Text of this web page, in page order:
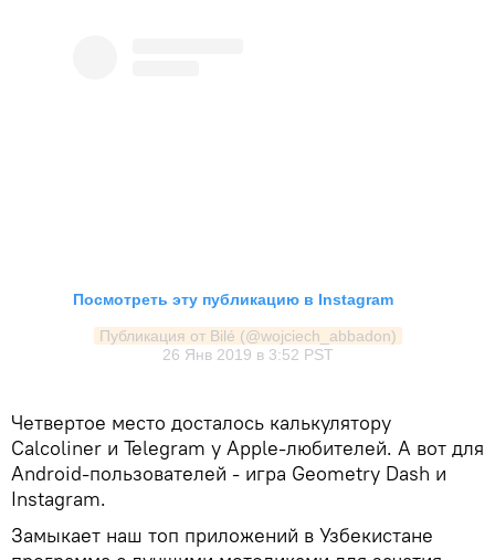
Посмотреть эту публикацию в Instagram
Публикация от Bilé (@wojciech_abbadon)
26 Янв 2019 в 3:52 PST
Четвертое место досталось калькулятору
Calcoliner и Telegram у Apple-любителей. А вот для
Android-пользователей - игра Geometry Dash и
Instagram.
Замыкает наш топ приложений в Узбекистане